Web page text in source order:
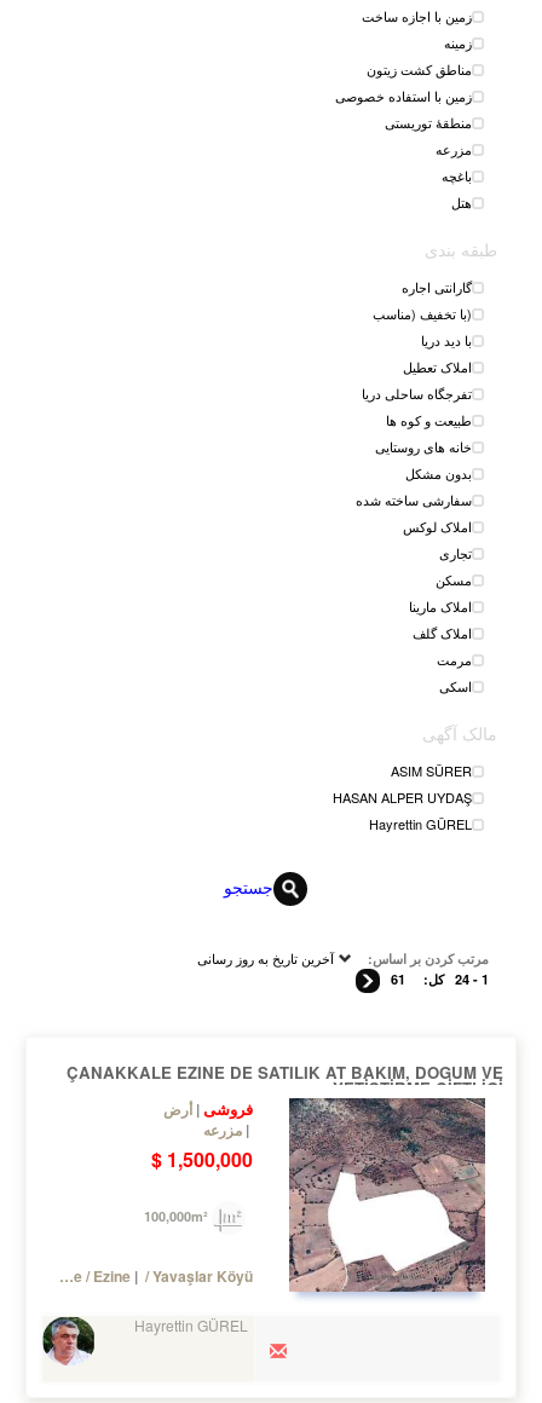
زمین با اجازه ساخت
زمینه
مناطق کشت زیتون
زمین با استفاده خصوصی
منطقهٔ توریستی
مزرعه
باغچه
هتل
طبقه بندی
گارانتی اجاره
(با تخفیف (مناسب
با دید دریا
املاک تعطیل
تفرجگاه ساحلی دریا
طبیعت و کوه ها
خانه های روستایی
بدون مشکل
سفارشی ساخته شده
املاک لوکس
تجاری
مسکن
املاک مارینا
املاک گلف
مرمت
اسکی
مالک آگهی
ASIM SÜRER
HASAN ALPER UYDAŞ
Hayrettin GÜREL
جستجو
مرتب کردن بر اساس: آخرین تاریخ به روز رسانی
1 - 24 کل: 61
ÇANAKKALE EZINE DE SATILIK AT BAKIM, DOGUM VE
YETİŞTİRME ÇİFTLİGİ
فروشی أرض
مزرعه
1,500,000 $
Turkey Çanakkale / Ezine / Yavaşlar Köyü
Hayrettin GÜREL